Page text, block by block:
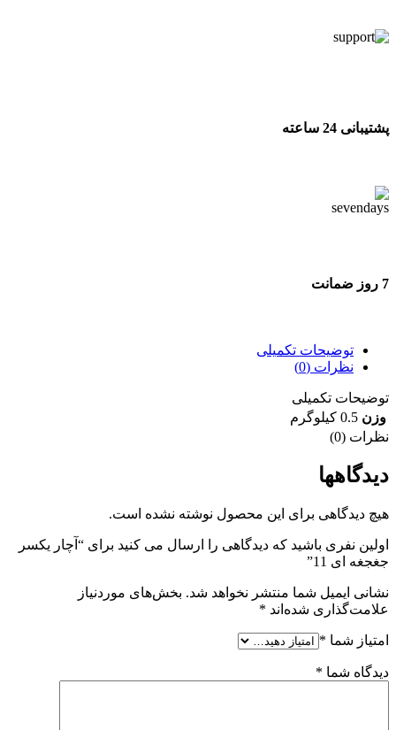
پشتیبانی 24 ساعته
7 روز ضمانت
توضیحات تکمیلی
نظرات (0)
توضیحات تکمیلی
وزن 0.5 کیلوگرم
نظرات (0)
دیدگاهها
هیچ دیدگاهی برای این محصول نوشته نشده است.
اولین نفری باشید که دیدگاهی را ارسال می کنید برای “آچار یکسر
جغجغه ای 11”
نشانی ایمیل شما منتشر نخواهد شد. بخش‌های موردنیاز
علامت‌گذاری شده‌اند *
امتیاز شما *
دیدگاه شما *